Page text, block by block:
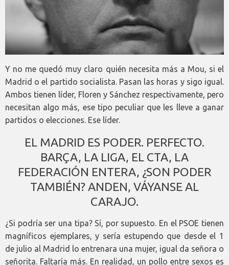
Y no me quedó muy claro quién necesita más a Mou, si el
Madrid o el partido socialista. Pasan las horas y sigo igual.
Ambos tienen líder, Floren y Sánchez respectivamente, pero
necesitan algo más, ese tipo peculiar que les lleve a ganar
partidos o elecciones. Ese líder.
EL MADRID ES PODER. PERFECTO.
BARÇA, LA LIGA, EL CTA, LA
FEDERACIÓN ENTERA, ¿SON PODER
TAMBIÉN? ANDEN, VÁYANSE AL
CARAJO.
¿Si podría ser una tipa? Sí, por supuesto. En el PSOE tienen
magníficos ejemplares, y sería estupendo que desde el 1
de julio al Madrid lo entrenara una mujer, igual da señora o
señorita. Faltaría más. En realidad, un pollo entre sexos es